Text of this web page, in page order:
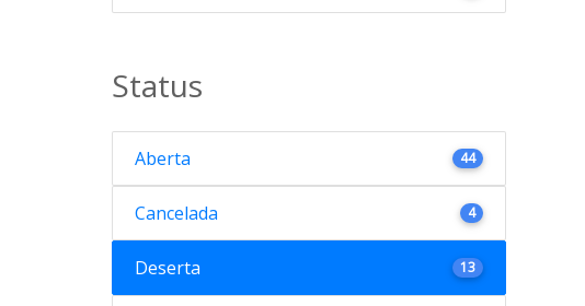
Status
Aberta 44
Cancelada 4
Deserta 13